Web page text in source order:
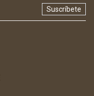
Suscríbete